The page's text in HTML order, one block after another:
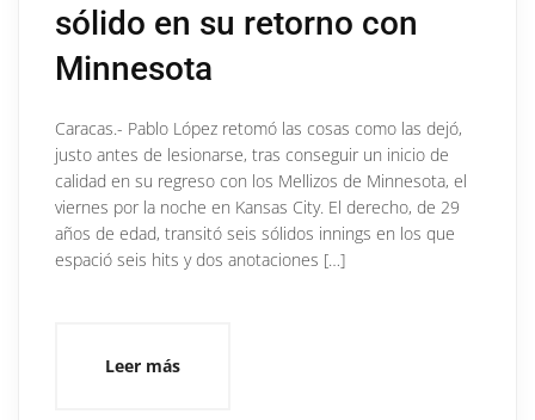
sólido en su retorno con
Minnesota
Caracas.- Pablo López retomó las cosas como las dejó,
justo antes de lesionarse, tras conseguir un inicio de
calidad en su regreso con los Mellizos de Minnesota, el
viernes por la noche en Kansas City. El derecho, de 29
años de edad, transitó seis sólidos innings en los que
espació seis hits y dos anotaciones […]
Leer más